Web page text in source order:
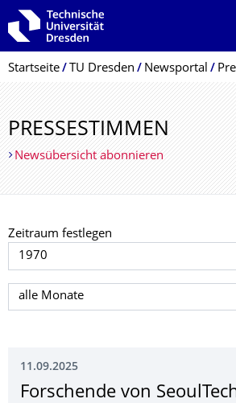
Zur Hauptnavigation springen
Zur Suche springen
Zum Inhalt springen
Breadcrumb-Menü
Startseite TU Dresden Newsportal
PRESSESTIMMEN
Newsübersicht abonnieren
Zeitraum festlegen
Jahr auswählen
Monat auswählen
11.09.2025
Forschende von